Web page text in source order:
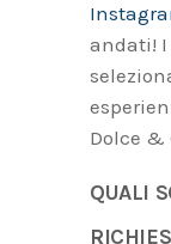
andati!
Dolce &
QUALI